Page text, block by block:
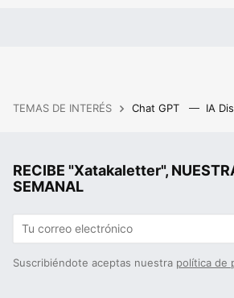
TEMAS DE INTERÉS Chat GPT IA
RECIBE "Xatakaletter",
SEMANAL
Suscribiéndote aceptas nuestra política de